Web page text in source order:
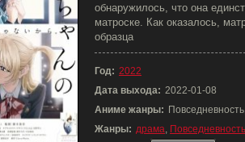
обнаружилось, что она
матроске. Как оказалось,
образца
Год: 2022
Дата выхода: 2022-01-08
Аниме жанры:
Жанры: драма, Повседневность